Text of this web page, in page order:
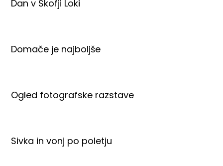
Dan v Škofji Loki
Domače je najboljše
Ogled fotografske razstave
Sivka in vonj po poletju